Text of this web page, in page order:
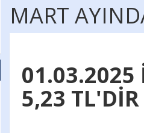
MART
01.03.2025
5,23